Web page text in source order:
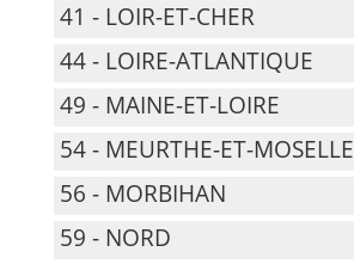
41 - LOIR-ET-CHER
44 - LOIRE-ATLANTIQUE
49 - MAINE-ET-LOIRE
54 - MEURTHE-ET-MOSELLE
56 - MORBIHAN
59 - NORD